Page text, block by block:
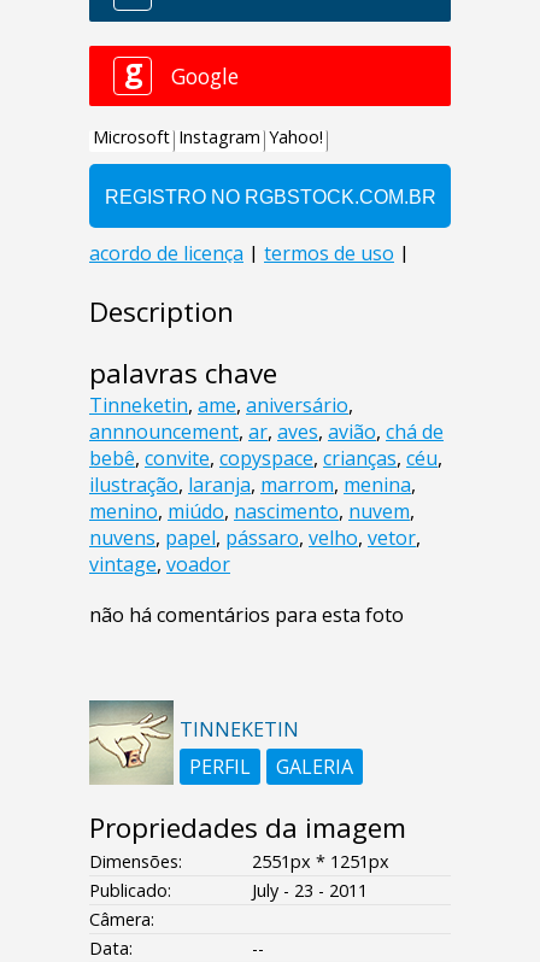
Description
palavras chave
Tinneketin, ame, aniversário,
annnouncement, ar, aves, avião, chá de
bebê, convite, copyspace, crianças, céu,
ilustração, laranja, marrom, menina,
menino, miúdo, nascimento, nuvem,
nuvens, papel, pássaro, velho, vetor,
vintage, voador
não há comentários para esta foto
TINNEKETIN
PERFIL
GALERIA
Propriedades da imagem
Dimensões:
2551px * 1251px
Publicado:
July - 23 - 2011
Câmera:
Data:
--